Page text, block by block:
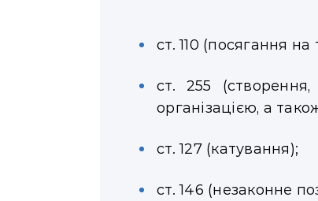
ст. 110 (посягання на
ст. 255
організацією, а
ст. 127 (катування);
ст. 146 (незаконне